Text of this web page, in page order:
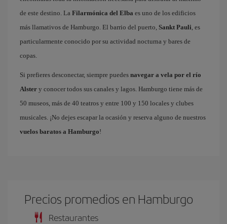
de este destino. La Filarmónica del Elba es uno de los edificios
más llamativos de Hamburgo. El barrio del puerto, Sankt Pauli, es
particularmente conocido por su actividad nocturna y bares de
copas.
Si prefieres desconectar, siempre puedes navegar a vela por el río
Alster y conocer todos sus canales y lagos. Hamburgo tiene más de
50 museos, más de 40 teatros y entre 100 y 150 locales y clubes
musicales. ¡No dejes escapar la ocasión y reserva alguno de nuestros
vuelos baratos a Hamburgo!
Precios promedios en Hamburgo
Restaurantes